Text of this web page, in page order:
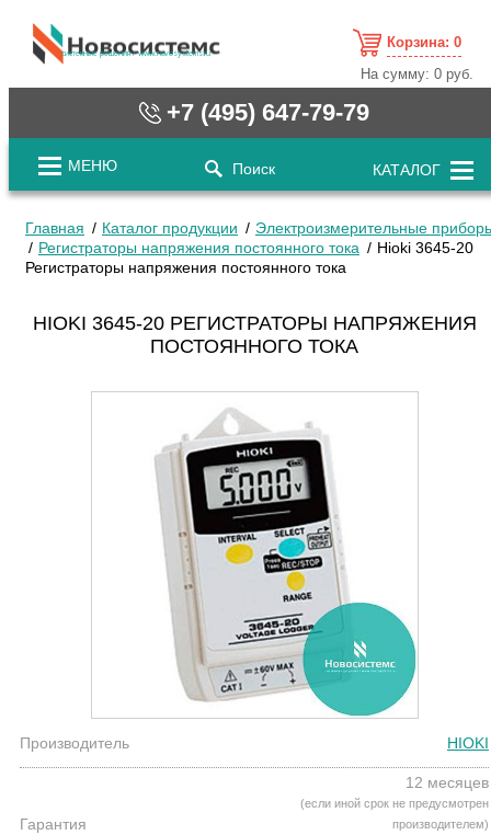
cистемные решения / www.novosystems.ru
Корзина: 0
На сумму:0 руб.
+7 (495) 647-79-79
МЕНЮ Поиск КАТАЛОГ
Главная Каталог продукции
Электроизмерительные
Регистраторы напряжения постоянного тока
Hioki 3645-20
Регистраторы напряжения постоянного тока
HIOKI 3645-20 РЕГИСТРАТОРЫ НАПРЯЖЕНИЯ
ПОСТОЯННОГО ТОКА
Производитель HIOKI
Гарантия
12 месяцев
(если иной срок не предусмотрен
производителем)